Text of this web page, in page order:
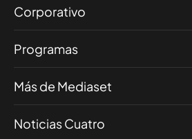
Corporativo
Programas
Más de Mediaset
Noticias Cuatro